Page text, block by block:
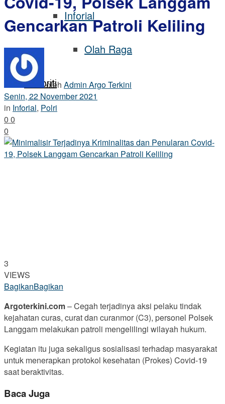
Inforial
Olah Raga
Selebriti
Gencarkan Patroli Keliling
oleh Admin Argo Terkini
Senin, 22 November 2021
in Inforial, Polri
0 0
0
3
VIEWS
BagikanBagikan
Argoterkini.com– Cegah terjadinya aksi pelaku tindak
kejahatan curas, curat dan curanmor (C3), personel Polsek
Langgam melakukan patroli mengelilingi wilayah hukum.
Kegiatan itu juga sekaligus sosialisasi terhadap masyarakat
untuk menerapkan protokol kesehatan (Prokes) Covid-19
saat beraktivitas.
Baca Juga